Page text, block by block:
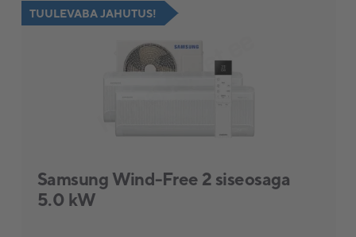
TUULEVABA JAHUTUS!
Samsung Wind-Free 2 siseosaga
5.0 kW